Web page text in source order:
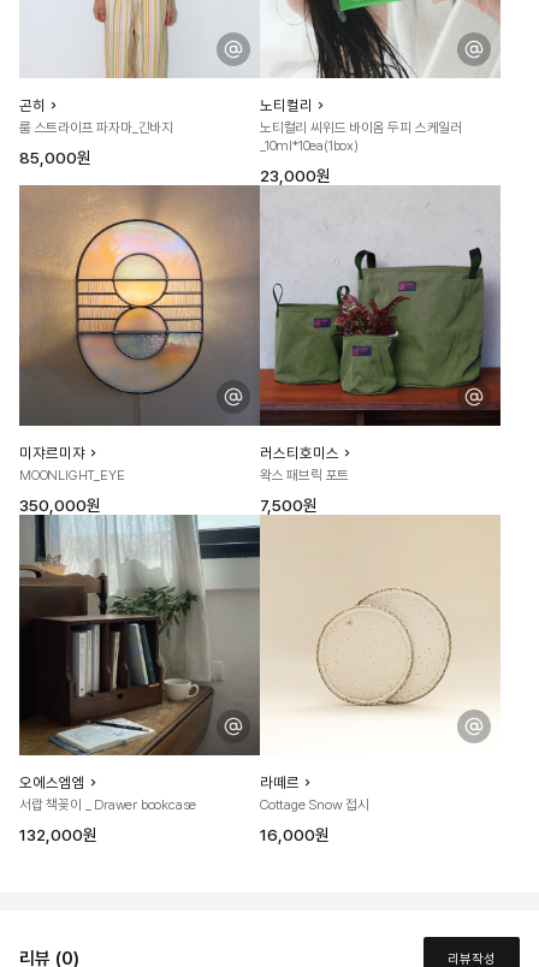
곤히
룸 스트라이프 파자마_긴바지
85,000원
노티컬리
노티컬리 씨위드 바이옴 두피 스케일러
_10ml*10ea(1box)
23,000원
미쟈르미쟈
MOONLIGHT_EYE
350,000원
러스티호미스
왁스 패브릭 포트
7,500원
오에스엠엠
서랍 책꽂이 _ Drawer bookcase
132,000원
라떼르
Cottage Snow 접시
16,000원
리뷰 (0) 리뷰작성